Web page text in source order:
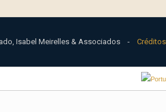
Isabel Meirelles & Associados - Créditos